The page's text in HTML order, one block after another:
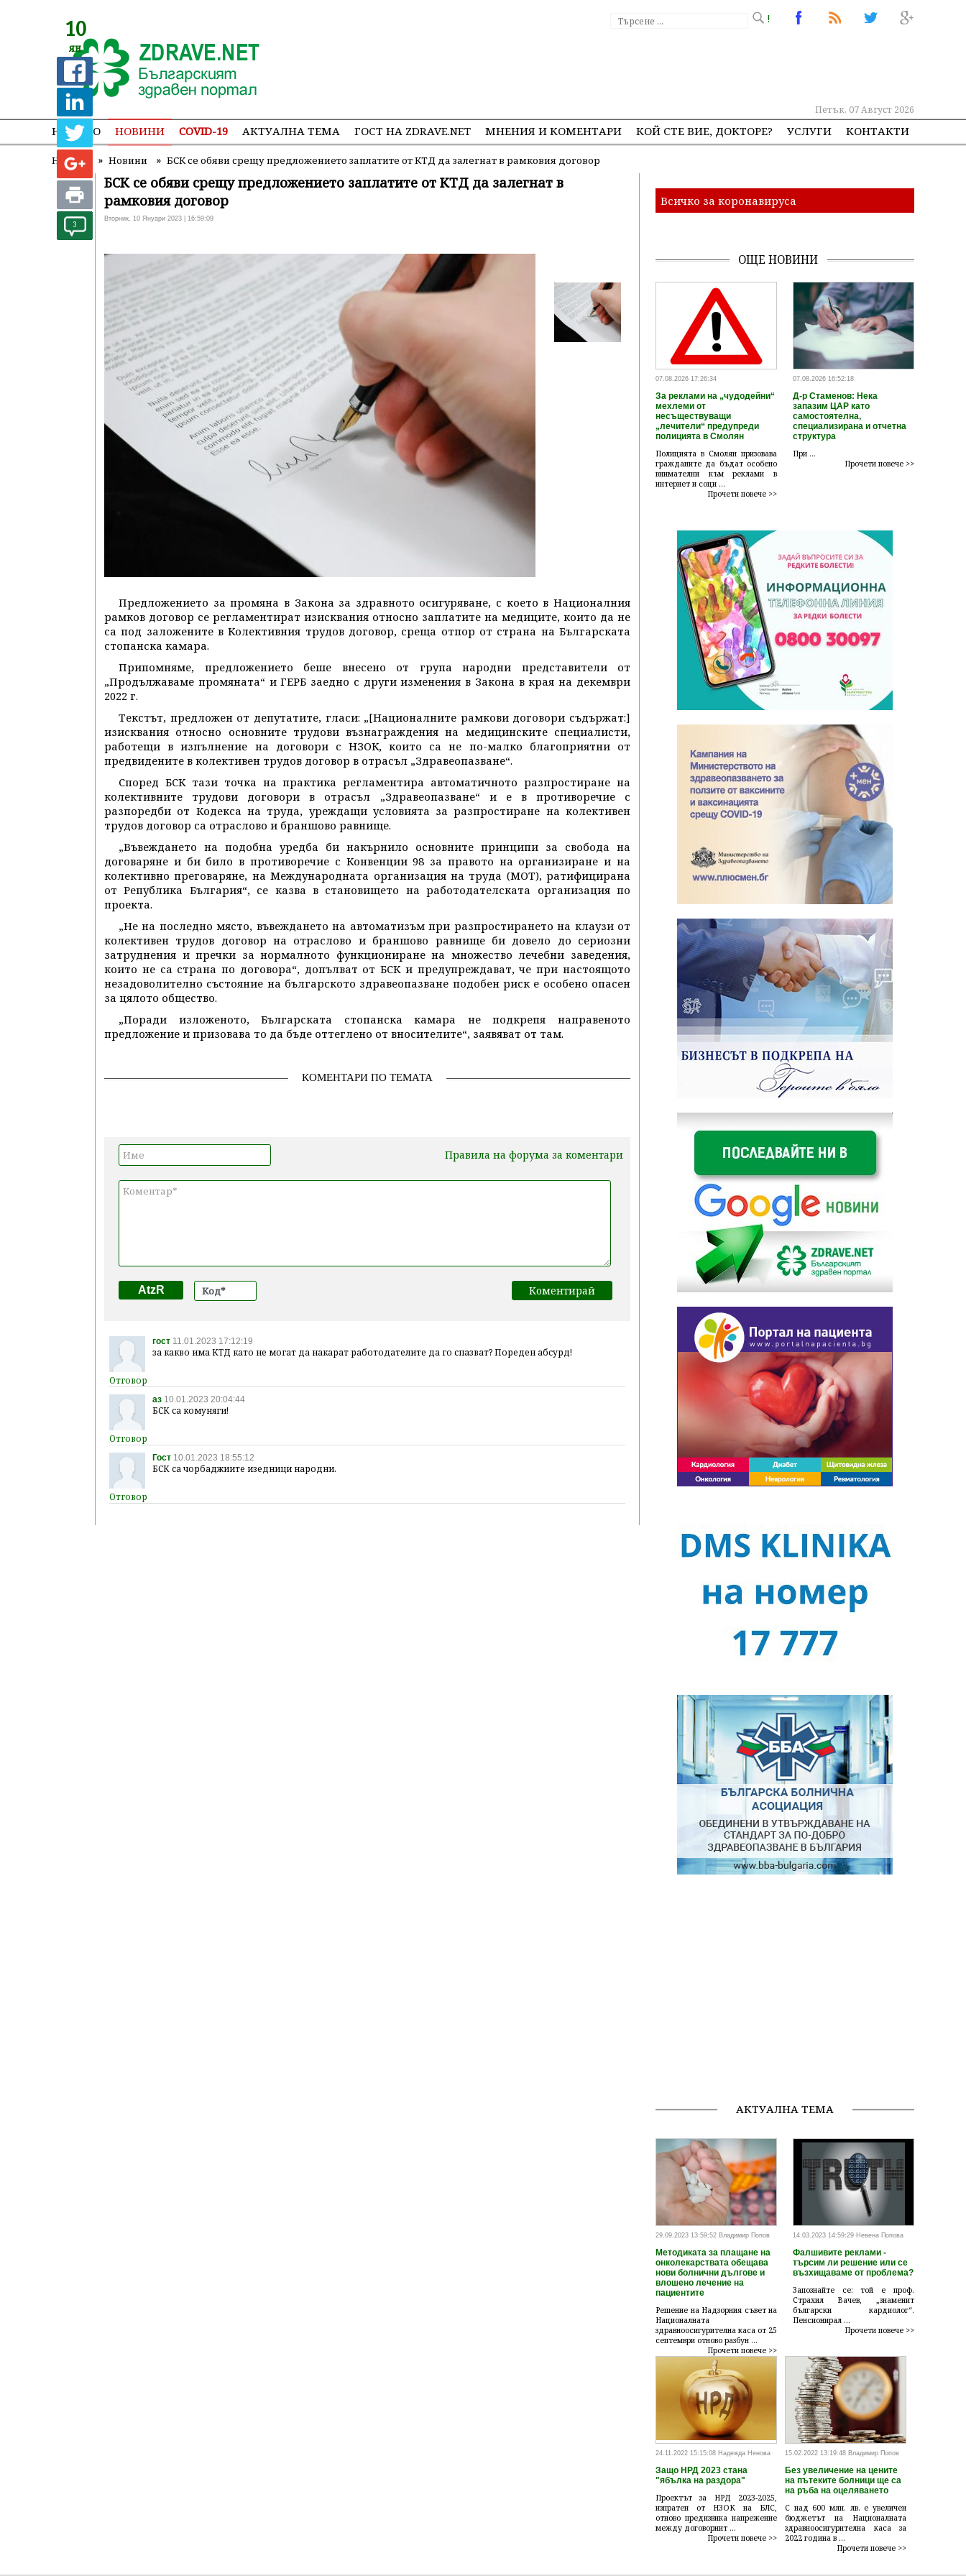
!
Петък, 07 Август 2026
НАЧАЛО НОВИНИ COVID-19 АКТУАЛНА ТЕМА ГОСТ НА ZDRAVE.NET МНЕНИЯ И КОМЕНТАРИ КОЙ СТЕ ВИЕ, ДОКТОРЕ? УСЛУГИ КОНТАКТИ
Начало » Новини » БСК се обяви срещу предложението заплатите от КТД да залегнат в рамковия договор
10
ян
3
БСК се обяви срещу предложението заплатите от КТД да залегнат в
рамковия договор
Вторник, 10 Януари 2023 | 16:59:09
Предложението за промяна в Закона за здравното осигуряване, с което в Националния
рамков договор се регламентират изисквания относно заплатите на медиците, които да не
са под заложените в Колективния трудов договор, среща отпор от страна на Българската
стопанска камара.
Припомняме, предложението беше внесено от група народни представители от
„Продължаваме промяната“ и ГЕРБ заедно с други изменения в Закона в края на декември
2022 г.
Текстът, предложен от депутатите, гласи: „[Националните рамкови договори съдържат:]
изисквания относно основните трудови възнаграждения на медицинските специалисти,
работещи в изпълнение на договори с НЗОК, които са не по-малко благоприятни от
предвидените в колективен трудов договор в отрасъл „Здравеопазване“.
Според БСК тази точка на практика регламентира автоматичното разпростиране на
колективните трудови договори в отрасъл „Здравеопазване“ и е в противоречие с
разпоредби от Кодекса на труда, уреждащи условията за разпростиране на колективен
трудов договор са отраслово и браншово равнище.
„Въвеждането на подобна уредба би накърнило основните принципи за свобода на
договаряне и би било в противоречие с Конвенции 98 за правото на организиране и на
колективно преговаряне, на Международната организация на труда (МОТ), ратифицирана
от Република България“, се казва в становището на работодателската организация по
проекта.
„Не на последно място, въвеждането на автоматизъм при разпростирането на клаузи от
колективен трудов договор на отраслово и браншово равнище би довело до сериозни
затруднения и пречки за нормалното функциониране на множество лечебни заведения,
които не са страна по договора“, допълват от БСК и предупреждават, че при настоящото
незадоволително състояние на българското здравеопазване подобен риск е особено опасен
за цялото общество.
„Поради изложеното, Българската стопанска камара не подкрепя направеното
предложение и призовава то да бъде оттеглено от вносителите“, заявяват от там.
КОМЕНТАРИ ПО ТЕМАТА
Правила на форума за коментари
AtzR
гост 11.01.2023 17:12:19
за какво има КТД като не могат да накарат работодателите да го спазват? Пореден абсурд!
аз 10.01.2023 20:04:44
БСК са комуняги!
Гост 10.01.2023 18:55:12
БСК са чорбаджиите изедници народни.
Всичко за коронавируса
ОЩЕ НОВИНИ
07.08.2026 17:26:34
За реклами на „чудодейни“
мехлеми от
несъществуващи
„лечители“ предупреди
полицията в Смолян
Полицията в Смолян призовава
гражданите да бъдат особено
внимателни към реклами в
интернет и соци ...
Прочети повече >>
07.08.2026 16:52:18
Д-р Стаменов: Нека
запазим ЦАР като
самостоятелна,
специализирана и отчетна
структура
При ...
Прочети повече >>
АКТУАЛНА ТЕМА
29.09.2023 13:59:52 Владимир Попов
Методиката за плащане на
онколекарствата обещава
нови болнични дългове и
влошено лечение на
пациентите
Решение на Надзорния съвет на
Националната
здравноосигурителна каса от 25
септември отново разбун ...
Прочети повече >>
14.03.2023 14:59:29 Невена Попова
Фалшивите реклами -
търсим ли решение или се
възхищаваме от проблема?
Запознайте се: той е проф.
Страхил Вачев, „знаменит
български кардиолог“.
Пенсионирал ...
Прочети повече >>
24.11.2022 15:15:08 Надежда Ненова
Защо НРД 2023 стана
"ябълка на раздора"
Проектът за НРД 2023-2025,
изпратен от НЗОК на БЛС,
отново предизвика напрежение
между договорнит ...
Прочети повече >>
15.02.2022 13:19:48 Владимир Попов
Без увеличение на цените
на пътеките болници ще са
на ръба на оцеляването
С над 600 млн. лв. е увеличен
бюджетът на Националната
здравноосигурителна каса за
2022 година в ...
Прочети повече >>